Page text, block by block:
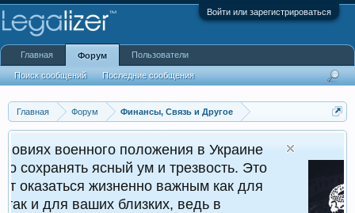
Войти или зарегистрироваться
Главная Форум Финансы, Связь и Другое
положения в Украине
ум и трезвость. Это
важным как для
близких, ведь в
Главная Форум
Поиск сообщений Последние сообщения
Пользователи